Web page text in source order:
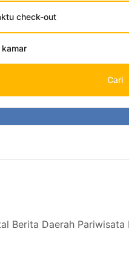
check-out
kamar
Cari
Berita Daerah